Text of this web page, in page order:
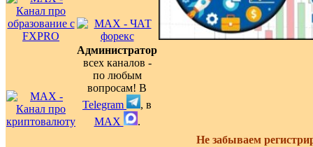
Администратор
всех каналов -
по любым
вопросам! В
Telegram
, в
MAX
.
Не забываем